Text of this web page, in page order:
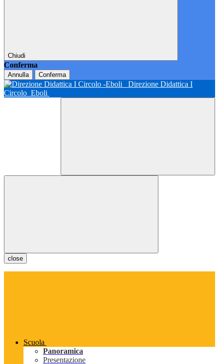
Chiudi
Conferma
Annulla Conferma
Direzione Didattica I
Circolo Eboli
close
Scuola
Panoramica
Presentazione